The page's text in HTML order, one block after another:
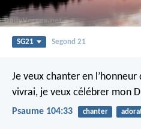
SG21 Segond 21
Je veux chanter en
vivrai, je veux célébrer mon
Psaume 104:33 chanter